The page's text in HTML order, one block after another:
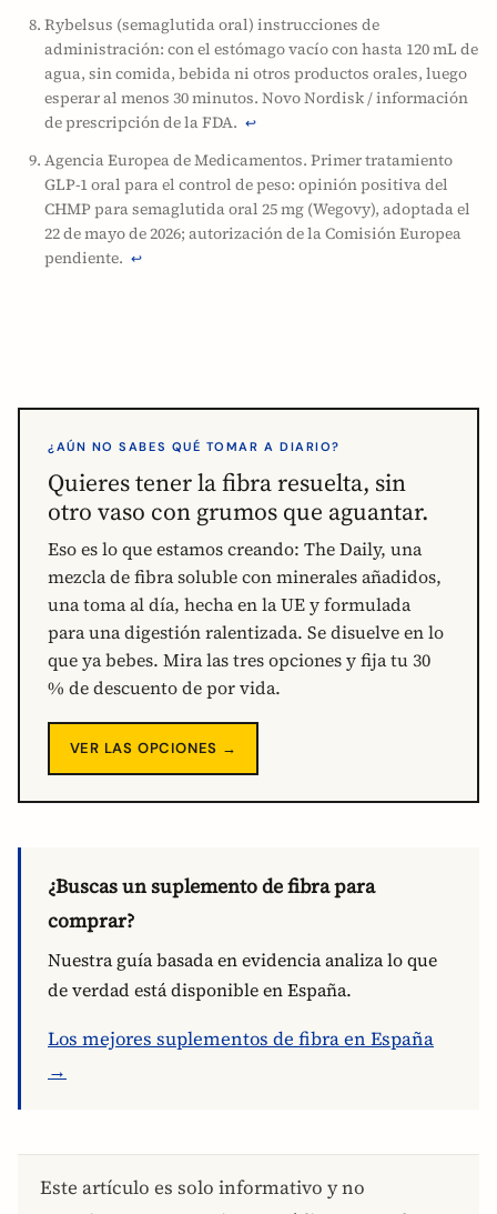
Rybelsus (semaglutida oral) instrucciones de
administración: con el estómago vacío con hasta 120 mL de
agua, sin comida, bebida ni otros productos orales, luego
esperar al menos 30 minutos. Novo Nordisk / información
de prescripción de la FDA. ↩
Agencia Europea de Medicamentos. Primer tratamiento
GLP-1 oral para el control de peso: opinión positiva del
CHMP para semaglutida oral 25 mg (Wegovy), adoptada el
22 de mayo de 2026; autorización de la Comisión Europea
pendiente. ↩
¿AÚN NO SABES QUÉ TOMAR A DIARIO?
Quieres tener la fibra resuelta, sin
otro vaso con grumos que aguantar.
Eso es lo que estamos creando: The Daily, una
mezcla de fibra soluble con minerales añadidos,
una toma al día, hecha en la UE y formulada
para una digestión ralentizada. Se disuelve en lo
que ya bebes. Mira las tres opciones y fija tu 30
% de descuento de por vida.
VER LAS OPCIONES →
¿Buscas un suplemento de fibra para
comprar?
Nuestra guía basada en evidencia analiza lo que
de verdad está disponible en España.
Los mejores suplementos de fibra en España
→
Este artículo es solo informativo y no